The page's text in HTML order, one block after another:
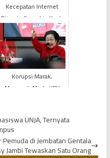
Kecepatan Internet
Dijamin Semakin Kuat,
Satelit SATRIA-1 Milik
Pemerintah Indonesia
...
Korupsi Marak,
Megawati Minta KPK
UNJA, Ternyata
di Jembatan Gentala
Jambi Tewaskan Satu Orang